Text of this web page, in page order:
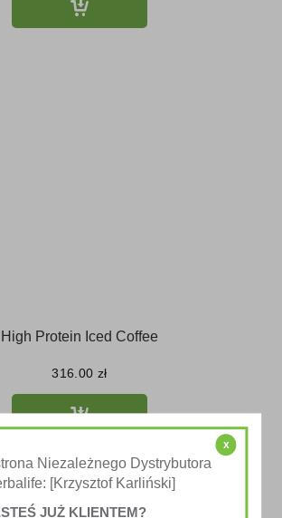
High Protein Iced Coffee
316.00 zł
x
Niezależnego Dystrybutora
[Krzysztof Karliński]
JUŻ KLIENTEM?